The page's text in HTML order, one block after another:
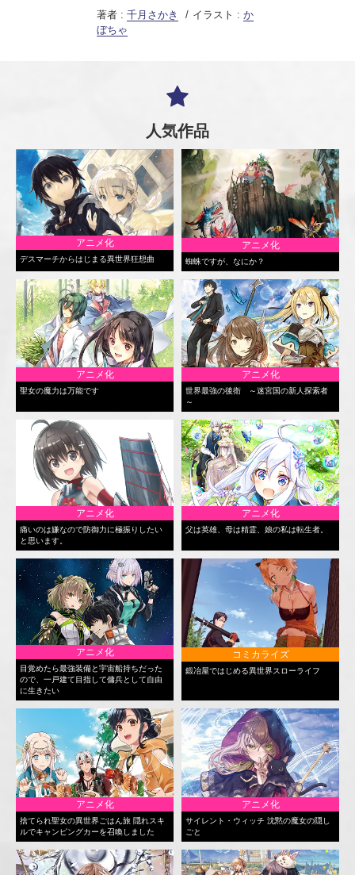
著者 : 千月さかき イラスト : か
ぼちゃ
人気作品
アニメ化
デスマーチからはじまる異世界狂想曲
アニメ化
蜘蛛ですが、なにか？
アニメ化
聖女の魔力は万能です
アニメ化
世界最強の後衛 ～迷宮国の新人探索者
～
アニメ化
痛いのは嫌なので防御力に極振りしたい
と思います。
アニメ化
父は英雄、母は精霊、娘の私は転生者。
アニメ化
目覚めたら最強装備と宇宙船持ちだった
ので、一戸建て目指して傭兵として自由
に生きたい
コミカライズ
鍛冶屋ではじめる異世界スローライフ
アニメ化
捨てられ聖女の異世界ごはん旅 隠れスキ
ルでキャンピングカーを召喚しました
アニメ化
サイレント・ウィッチ 沈黙の魔女の隠し
ごと